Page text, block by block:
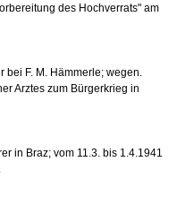
des Hochverrats" am
F. M. Hämmerle; wegen.
Arztes zum Bürgerkrieg in
in Braz; vom 11.3. bis 1.4.1941